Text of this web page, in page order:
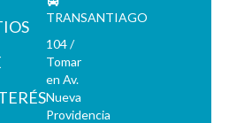
TRANSANTIAGO
104 /
Tomar
en Av.
Nueva
Providencia